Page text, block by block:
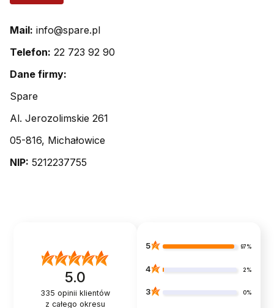
Mail: info@spare.pl
Telefon: 22 723 92 90
Dane firmy:
Spare
Al. Jerozolimskie 261
05-816, Michałowice
NIP: 5212237755
5.0
335 opinii klientów
z całego okresu
5 97%
4 2%
3 0%